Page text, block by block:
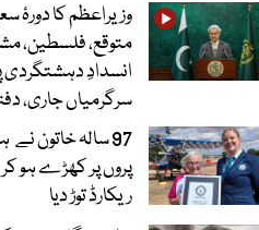
وزیراعظم کا
متوقع، فلسطین،
انسدادِ دہشتگردی
سرگرمیاں جاری،
97 سالہ خاتون
پروں پر کھڑے ہو
ریکارڈ توڑ دیا